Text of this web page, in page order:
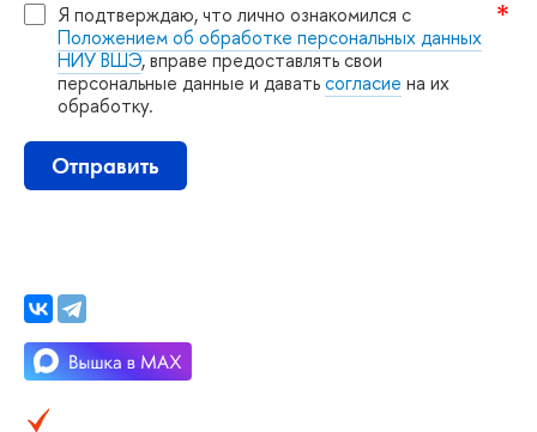
Я подтверждаю, что лично ознакомился с
Положением об обработке персональных данных
НИУ ВШЭ, вправе предоставлять свои
персональные данные и даватьсогласие на их
обработку.
Отправить